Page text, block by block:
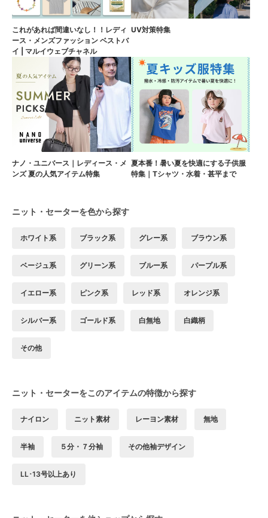
これがあれば間違いなし！！レディ
ース・メンズファッション ベストバ
イ | マルイウェブチャネル
UV対策特集
ナノ・ユニバース｜レディース・メ
ンズ 夏の人気アイテム特集
夏本番！暑い夏を快適にする子供服
特集｜Tシャツ・水着・甚平まで
ニット・セーターを色から探す
ホワイト系 ブラック系 グレー系 ブラウン系
ベージュ系 グリーン系 ブルー系 パープル系
イエロー系 ピンク系 レッド系 オレンジ系
シルバー系 ゴールド系 白無地 白織柄
その他
ニット・セーターをこのアイテムの特徴から探す
ナイロン ニット素材 レーヨン素材 無地
半袖 ５分・７分袖 その他袖デザイン
LL･13号以上あり